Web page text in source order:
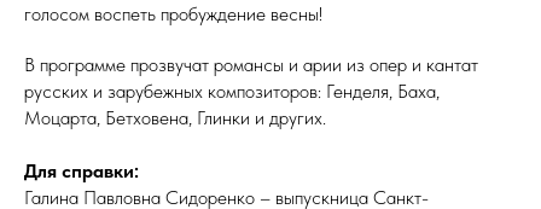
голосом воспеть пробуждение весны!
В программе прозвучат романсы и арии из опер и кантат
русских и зарубежных композиторов: Генделя, Баха,
Моцарта, Бетховена, Глинки и других.
Для справки:
Галина Павловна Сидоренко – выпускница Санкт-